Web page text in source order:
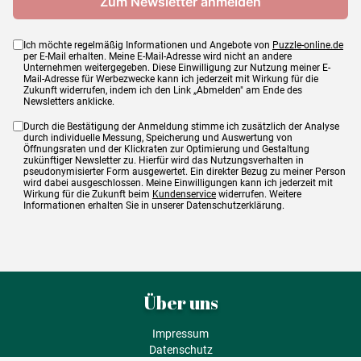
Ich möchte regelmäßig Informationen und Angebote von Puzzle-online.de
per E-Mail erhalten. Meine E-Mail-Adresse wird nicht an andere
Unternehmen weitergegeben. Diese Einwilligung zur Nutzung meiner E-
Mail-Adresse für Werbezwecke kann ich jederzeit mit Wirkung für die
Zukunft widerrufen, indem ich den Link „Abmelden" am Ende des
Newsletters anklicke.
Durch die Bestätigung der Anmeldung stimme ich zusätzlich der Analyse
durch individuelle Messung, Speicherung und Auswertung von
Öffnungsraten und der Klickraten zur Optimierung und Gestaltung
zukünftiger Newsletter zu. Hierfür wird das Nutzungsverhalten in
pseudonymisierter Form ausgewertet. Ein direkter Bezug zu meiner Person
wird dabei ausgeschlossen. Meine Einwilligungen kann ich jederzeit mit
Wirkung für die Zukunft beim Kundenservice widerrufen. Weitere
Informationen erhalten Sie in unserer Datenschutzerklärung.
Über uns
Impressum
Datenschutz